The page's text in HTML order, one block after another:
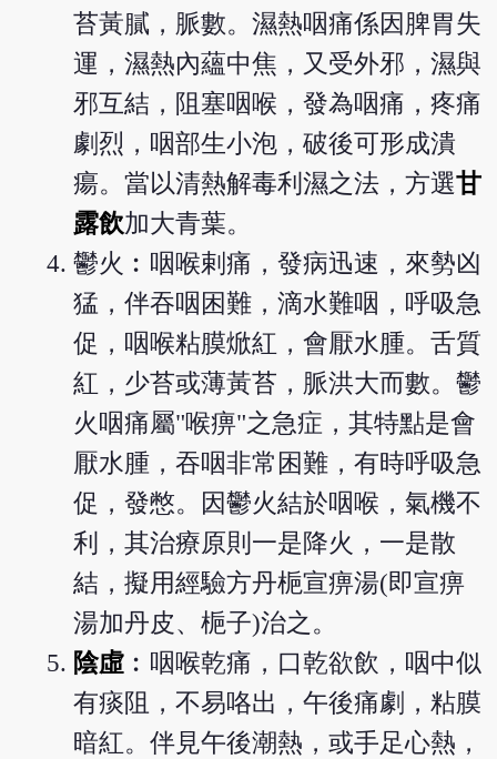
苔黃膩，脈數。濕熱咽痛係因脾胃失
運，濕熱內蘊中焦，又受外邪，濕與
邪互結，阻塞咽喉，發為咽痛，疼痛
劇烈，咽部生小泡，破後可形成潰
瘍。當以清熱解毒利濕之法，方選甘
露飲加大青葉。
鬱火︰咽喉剌痛，發病迅速，來勢凶
猛，伴吞咽困難，滴水難咽，呼吸急
促，咽喉粘膜焮紅，會厭水腫。舌質
紅，少苔或薄黃苔，脈洪大而數。鬱
火咽痛屬"喉痹"之急症，其特點是會
厭水腫，吞咽非常困難，有時呼吸急
促，發憋。因鬱火結於咽喉，氣機不
利，其治療原則一是降火，一是散
結，擬用經驗方丹梔宣痹湯(即宣痹
湯加丹皮、梔子)治之。
陰虛 ︰咽喉乾痛，口乾欲飲，咽中似
有痰阻，不易咯出，午後痛劇，粘膜
暗紅。伴見午後潮熱，或手足心熱，